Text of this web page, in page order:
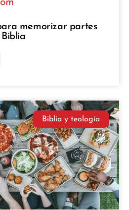
memorizar partes
Biblia y teología